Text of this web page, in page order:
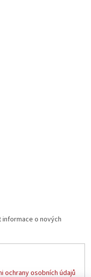
informace o nových
ochrany osobních údajů